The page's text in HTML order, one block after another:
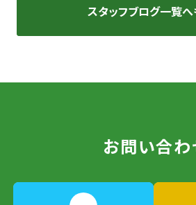
スタッフブログ一覧へ
お問い合わ